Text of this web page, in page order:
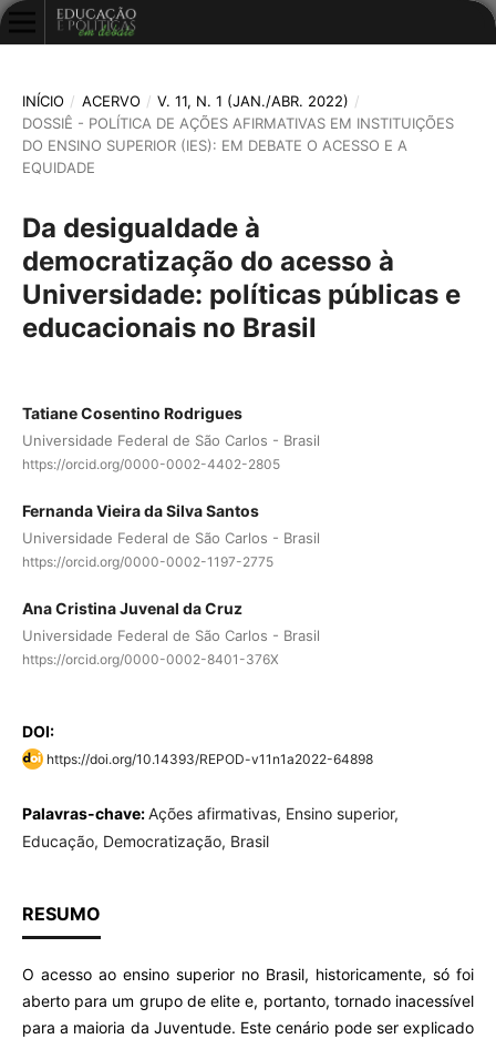
INÍCIO / ACERVO / V. 11, N. 1 (JAN./ABR. 2022) /
DOSSIÊ - POLÍTICA DE AÇÕES AFIRMATIVAS EM INSTITUIÇÕES
DO ENSINO SUPERIOR (IES): EM DEBATE O ACESSO E A
EQUIDADE
Da desigualdade à
democratização do acesso à
Universidade: políticas públicas e
educacionais no Brasil
Tatiane Cosentino Rodrigues
Universidade Federal de São Carlos - Brasil
https://orcid.org/0000-0002-4402-2805
Fernanda Vieira da Silva Santos
Universidade Federal de São Carlos - Brasil
https://orcid.org/0000-0002-1197-2775
Ana Cristina Juvenal da Cruz
Universidade Federal de São Carlos - Brasil
https://orcid.org/0000-0002-8401-376X
DOI:
https://doi.org/10.14393/REPOD-v11n1a2022-64898
Palavras-chave:Ações afirmativas, Ensino superior,
Educação, Democratização, Brasil
RESUMO
O acesso ao ensino superior no Brasil, historicamente, só foi
aberto para um grupo de elite e, portanto, tornado inacessível
para a maioria da Juventude. Este cenário pode ser explicado